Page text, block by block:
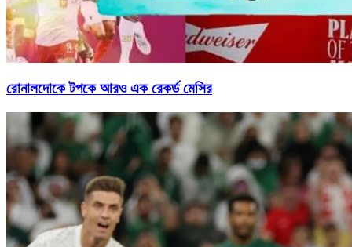
রোনালদোকে টপকে আরও এক রেকর্ড মেসির